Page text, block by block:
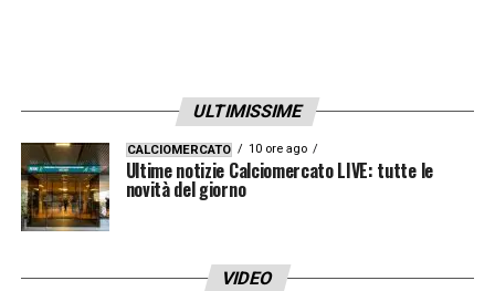
ULTIMISSIME
CALCIOMERCATO 10 ore ago
Ultime notizie Calciomercato LIVE: tutte le
novità del giorno
VIDEO